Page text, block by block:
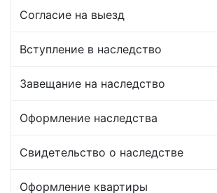
Согласие на выезд
Вступление в наследство
Завещание на наследство
Оформление наследства
Свидетельство о наследстве
Оформление квартиры